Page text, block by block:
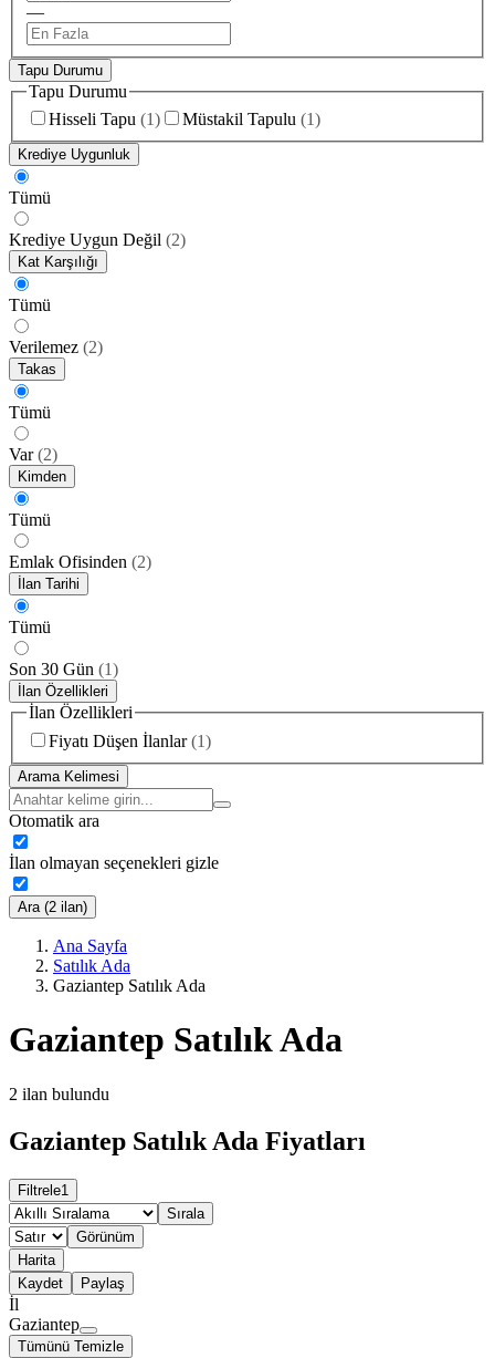
—
Tapu Durumu
Tapu Durumu
Hisseli Tapu (1) Müstakil Tapulu (1)
Krediye Uygunluk
Tümü
Krediye Uygun Değil (2)
Kat Karşılığı
Tümü
Verilemez (2)
Takas
Tümü
Var (2)
Kimden
Tümü
Emlak Ofisinden (2)
İlan Tarihi
Tümü
Son 30 Gün (1)
İlan Özellikleri
İlan Özellikleri
Fiyatı Düşen İlanlar (1)
Arama Kelimesi
Otomatik ara
İlan olmayan seçenekleri gizle
Ara (2 ilan)
Ana Sayfa
Satılık Ada
Gaziantep Satılık Ada
Gaziantep Satılık Ada
2 ilan bulundu
Gaziantep Satılık Ada Fiyatları
Filtrele1
Sırala
Görünüm
Harita
Kaydet
Paylaş
İl
Gaziantep
Tümünü Temizle